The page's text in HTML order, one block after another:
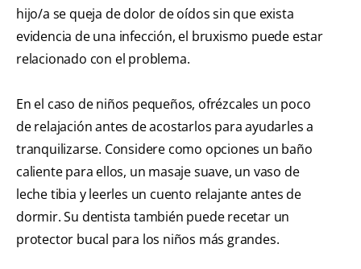
hijo/a se queja de dolor de oídos sin que exista
evidencia de una infección, el bruxismo puede estar
relacionado con el problema.
En el caso de niños pequeños, ofrézcales un poco
de relajación antes de acostarlos para ayudarles a
tranquilizarse. Considere como opciones un baño
caliente para ellos, un masaje suave, un vaso de
leche tibia y leerles un cuento relajante antes de
dormir. Su dentista también puede recetar un
protector bucal para los niños más grandes.